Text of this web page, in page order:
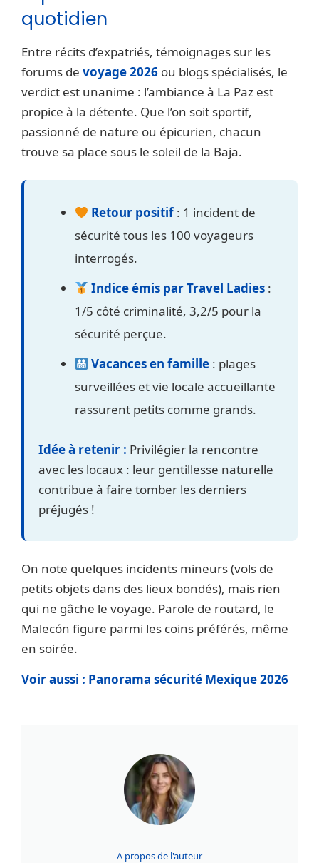
quotidien
Entre récits d’expatriés, témoignages sur les
forums de voyage 2026 ou blogs spécialisés, le
verdict est unanime : l’ambiance à La Paz est
propice à la détente. Que l’on soit sportif,
passionné de nature ou épicurien, chacun
trouve sa place sous le soleil de la Baja.
Retour positif: 1 incident de
sécurité tous les 100 voyageurs
interrogés.
Indice émis par Travel Ladies :
1/5 côté criminalité, 3,2/5 pour la
sécurité perçue.
Vacances en famille : plages
surveillées et vie locale accueillante
rassurent petits comme grands.
Idée à retenir : Privilégier la rencontre
avec les locaux : leur gentillesse naturelle
contribue à faire tomber les derniers
préjugés !
On note quelques incidents mineurs (vols de
petits objets dans des lieux bondés), mais rien
qui ne gâche le voyage. Parole de routard, le
Malecón figure parmi les coins préférés, même
en soirée.
Voir aussi : Panorama sécurité Mexique 2026
A propos de l'auteur